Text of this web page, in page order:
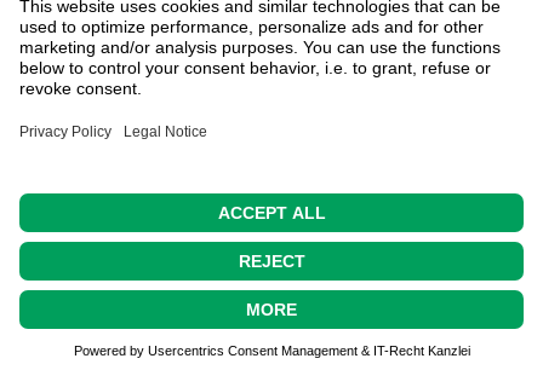
Kontakt
Adresse: Gechter GmbH
90587 Obermichelbach
© Copyright 2018 by Gechter GmbH. All Rights
Reserved.
Home Datenschutz AGB Impressum